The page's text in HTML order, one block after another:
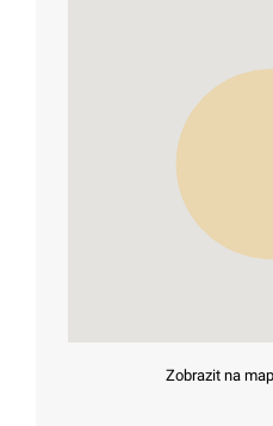
Zobrazit na